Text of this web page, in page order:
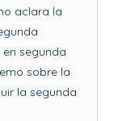
aclara la
segunda
sobre la
la segunda